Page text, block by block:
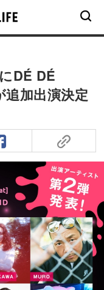
DÉ DÉ
加出演決定